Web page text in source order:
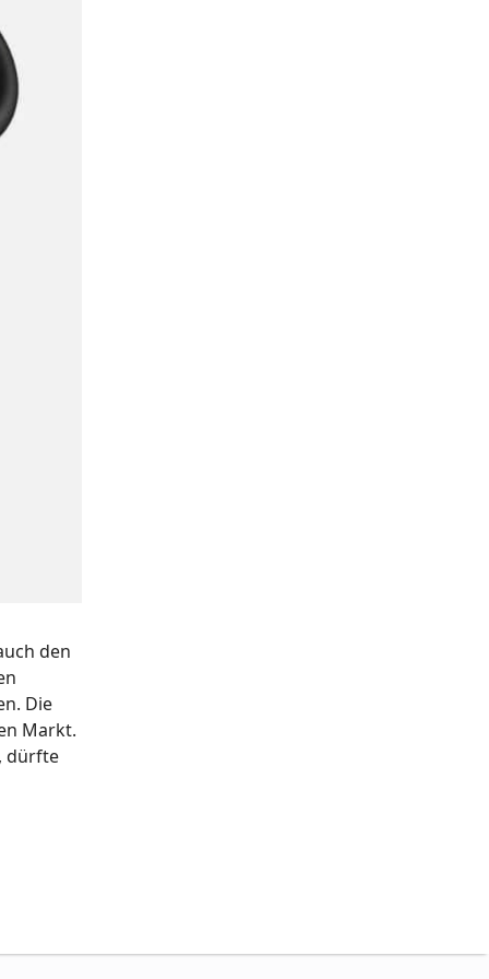
den
Die
Markt.
dürfte